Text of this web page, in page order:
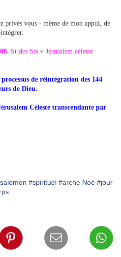
privés vous - même de mon appui, de
St des Sts + Jérusalem céleste
de réintégration des 144
de Dieu.
Céleste transcendante par
#spirituel #arche Noé #jour